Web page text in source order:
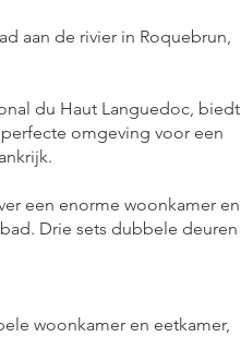
aan de rivier in Roquebrun,
du Haut Languedoc, biedt
omgeving voor een
een enorme woonkamer en
Drie sets dubbele deuren
woonkamer en eetkamer,